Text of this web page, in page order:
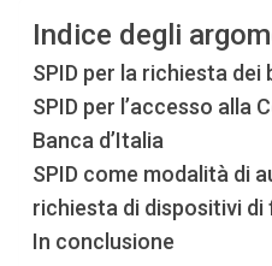
Indice degli
SPID per la richiesta dei
SPID per l’accesso alla
Banca d’Italia
SPID come modalità di
richiesta di dispositivi di
In conclusione